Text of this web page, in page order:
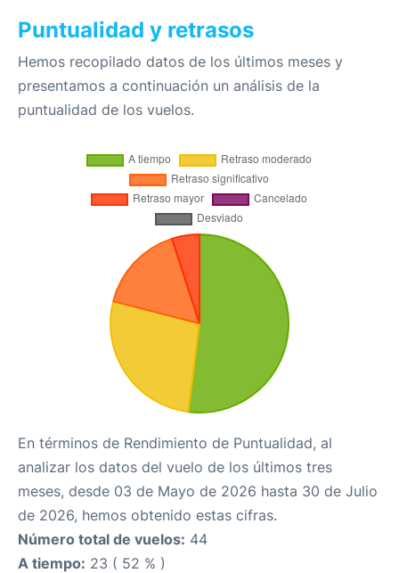
Puntualidad y retrasos
Hemos recopilado datos de los últimos meses y
presentamos a continuación un análisis de la
puntualidad de los vuelos.
En términos de Rendimiento de Puntualidad, al
analizar los datos del vuelo de los últimos tres
meses, desde 03 de Mayo de 2026 hasta 30 de Julio
de 2026, hemos obtenido estas cifras.
Número total de vuelos: 44
A tiempo: 23 ( 52 % )